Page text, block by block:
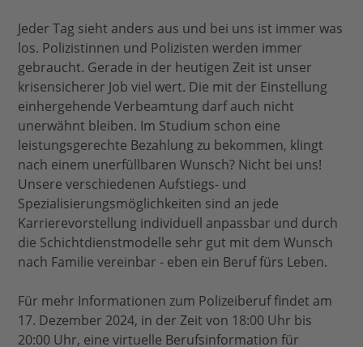
Jeder Tag sieht anders aus und bei uns ist immer was
los. Polizistinnen und Polizisten werden immer
gebraucht. Gerade in der heutigen Zeit ist unser
krisensicherer Job viel wert. Die mit der Einstellung
einhergehende Verbeamtung darf auch nicht
unerwähnt bleiben. Im Studium schon eine
leistungsgerechte Bezahlung zu bekommen, klingt
nach einem unerfüllbaren Wunsch? Nicht bei uns!
Unsere verschiedenen Aufstiegs- und
Spezialisierungsmöglichkeiten sind an jede
Karrierevorstellung individuell anpassbar und durch
die Schichtdienstmodelle sehr gut mit dem Wunsch
nach Familie vereinbar - eben ein Beruf fürs Leben.
Für mehr Informationen zum Polizeiberuf findet am
17. Dezember 2024, in der Zeit von 18:00 Uhr bis
20:00 Uhr, eine virtuelle Berufsinformation für